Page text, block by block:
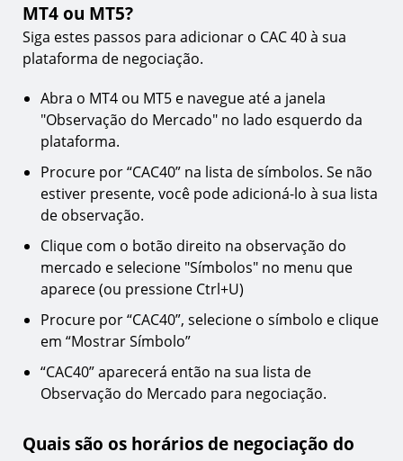
MT4 ou MT5?
Siga estes passos para adicionar o CAC 40 à sua
plataforma de negociação.
Abra o MT4 ou MT5 e navegue até a janela
"Observação do Mercado" no lado esquerdo da
plataforma.
Procure por “CAC40” na lista de símbolos. Se não
estiver presente, você pode adicioná-lo à sua lista
de observação.
Clique com o botão direito na observação do
mercado e selecione "Símbolos" no menu que
aparece (ou pressione Ctrl+U)
Procure por “CAC40”, selecione o símbolo e clique
em “Mostrar Símbolo”
“CAC40” aparecerá então na sua lista de
Observação do Mercado para negociação.
Quais são os horários de negociação do